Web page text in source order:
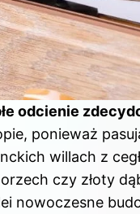
odcienie
ponieważ
willach z
czy złoty
nowoczesne